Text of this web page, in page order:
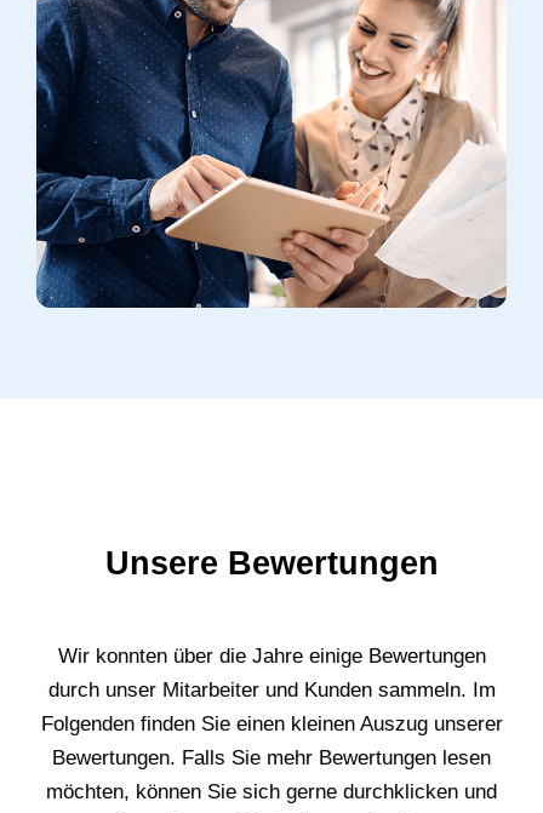
Unsere Bewertungen
Wir konnten über die Jahre einige Bewertungen
durch unser Mitarbeiter und Kunden sammeln. Im
Folgenden finden Sie einen kleinen Auszug unserer
Bewertungen. Falls Sie mehr Bewertungen lesen
möchten, können Sie sich gerne durchklicken und